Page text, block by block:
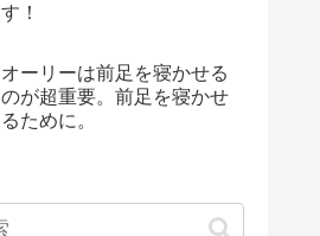
す！
オーリーは前足を寝かせる
のが超重要。前足を寝かせ
るために。